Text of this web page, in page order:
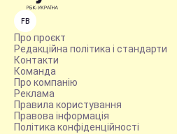
FB
Про проєкт
Редакційна політика і стандарти
Контакти
Команда
Про компанію
Реклама
Правила користування
Правова інформація
Політика конфіденційності